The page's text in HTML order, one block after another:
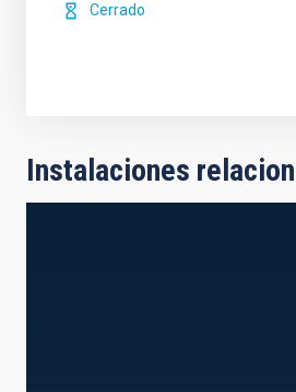
Cerrado
Instalaciones